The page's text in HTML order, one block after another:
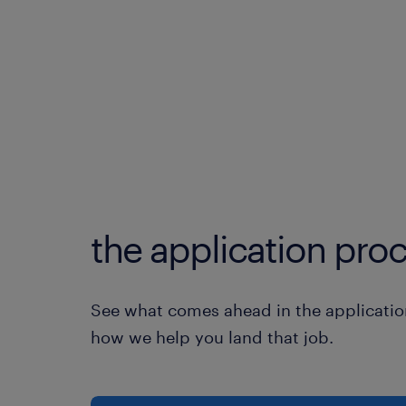
the application
See what comes ahead in the
how we help you land that job.